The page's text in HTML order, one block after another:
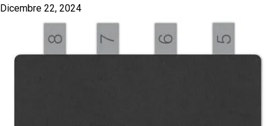
Dicembre 22, 2024